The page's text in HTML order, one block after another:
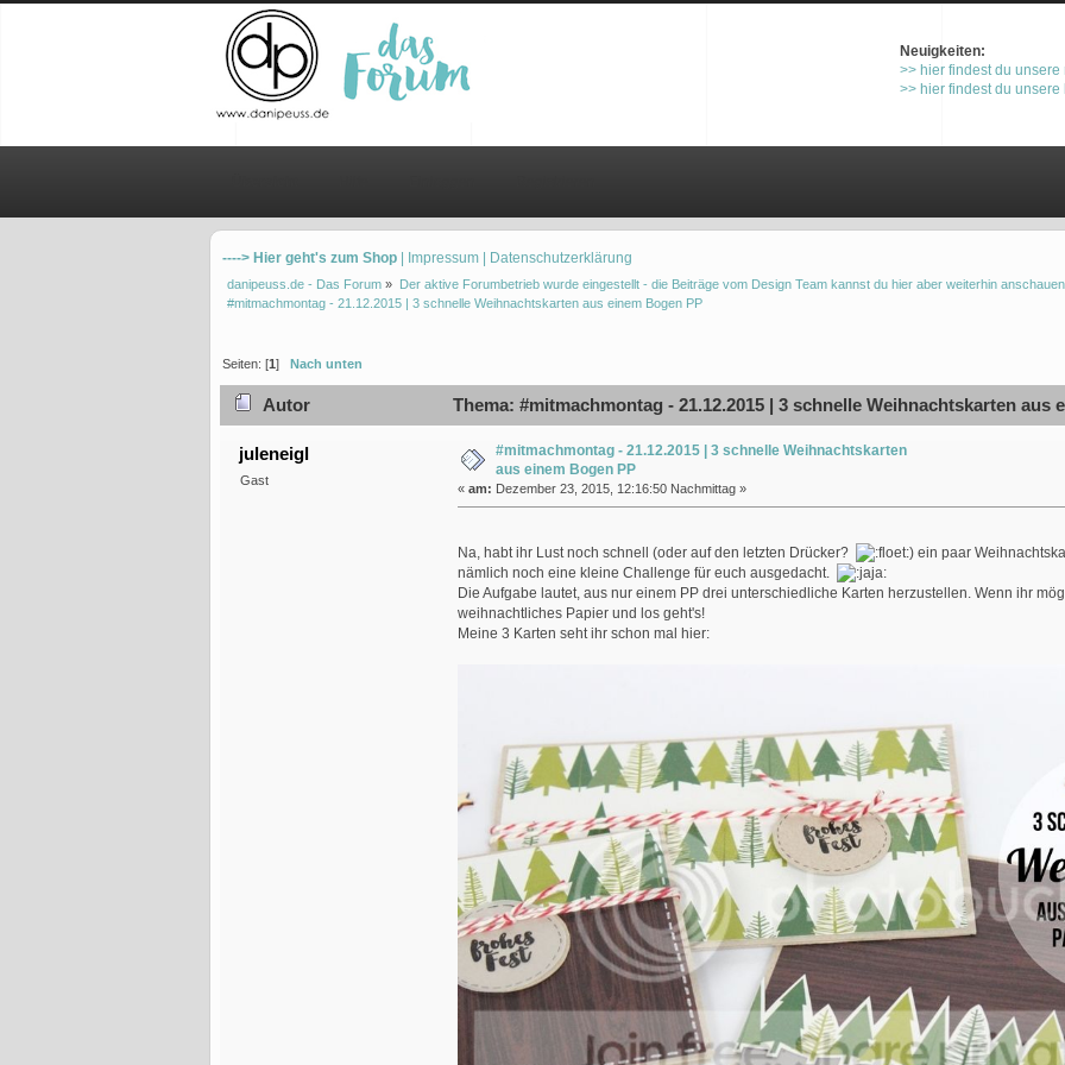
Neuigkeiten:
>> hier findest du unsere
>> hier findest du unsere
----> Hier geht's zum Shop | Impressum | Datenschutzerklärung
danipeuss.de - Das Forum » Der aktive Forumbetrieb wurde eingestellt - die Beiträge vom Design Team kannst du hier aber weiterhin
#mitmachmontag - 21.12.2015 | 3 schnelle Weihnachtskarten aus einem Bogen PP
Seiten: [1] Nach unten
Autor Thema: #mitmachmontag - 21.12.2015 | 3 schnelle Weihnachtskarten aus
juleneigl
Gast
#mitmachmontag - 21.12.2015 | 3 schnelle Weihnachtskarten
aus einem Bogen PP
« am: Dezember 23, 2015, 12:16:50 Nachmittag »
Na, habt ihr Lust noch schnell (oder auf den letzten Drücker?
) ein paar
nämlich noch eine kleine Challenge für euch ausgedacht.
Die Aufgabe lautet, aus nur einem PP drei unterschiedliche Karten herzustellen. Wenn ihr
weihnachtliches Papier und los geht's!
Meine 3 Karten seht ihr schon mal hier: